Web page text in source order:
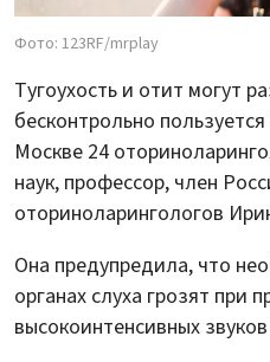
Фото: 123RF/mrplay
Тугоухость и отит могут
бесконтрольно
Москве 24
наук, профессор, член
оториноларингологов
Она предупредила, что
органах слуха грозят при
высокоинтенсивных